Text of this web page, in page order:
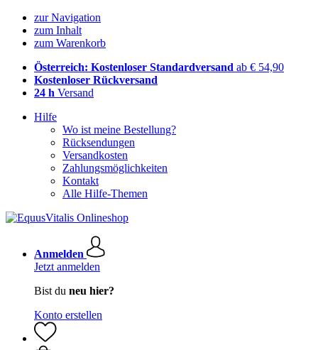
zur Navigation
zum Inhalt
zum Warenkorb
Österreich: Kostenloser Standardversand ab € 54,90
Kostenloser Rückversand
24 h Versand
Hilfe
Wo ist meine Bestellung?
Rücksendungen
Versandkosten
Zahlungsmöglichkeiten
Kontakt
Alle Hilfe-Themen
Anmelden
Jetzt anmelden
Bist du neu hier?
Konto erstellen